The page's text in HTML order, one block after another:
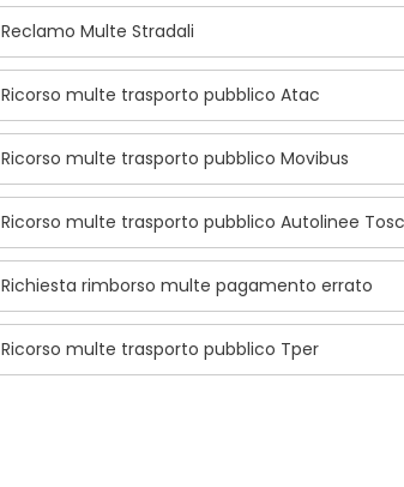
Reclamo Multe Stradali
Ricorso multe trasporto pubblico Atac
Ricorso multe trasporto pubblico Movibus
Ricorso multe trasporto pubblico Autolinee
Richiesta rimborso multe pagamento errato
Ricorso multe trasporto pubblico Tper